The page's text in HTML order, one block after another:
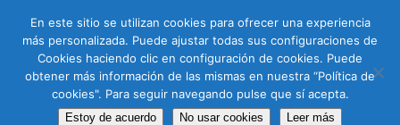
CAT ENG
BUSCAR
En este sitio se utilizan cookies para ofrecer una experiencia
más personalizada. Puede ajustar todas sus configuraciones de
Cookies haciendo clic en configuración de cookies. Puede
obtener más información de las mismas en nuestra “Política de
cookies". Para seguir navegando pulse que sí acepta.
Estoy de acuerdo No usar cookies Leer más